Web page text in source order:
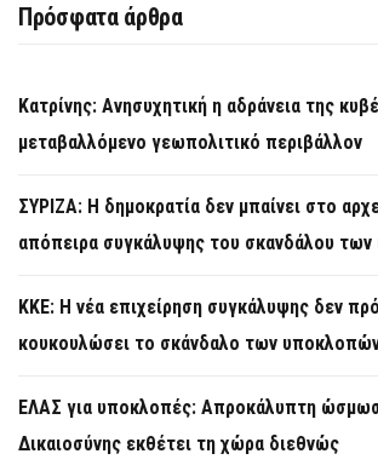
Πρόσφατα άρθρα
Κατρίνης: Ανησυχητική η αδράνεια της
μεταβαλλόμενο γεωπολιτικό περιβάλλον
ΣΥΡΙΖΑ: Η δημοκρατία δεν μπαίνει στο
απόπειρα συγκάλυψης του σκανδάλου
KKE: Η νέα επιχείρηση συγκάλυψης δεν
κουκουλώσει το σκάνδαλο των
ΕΛΑΣ για υποκλοπές: Απροκάλυπτη
Δικαιοσύνης εκθέτει τη χώρα διεθνώς